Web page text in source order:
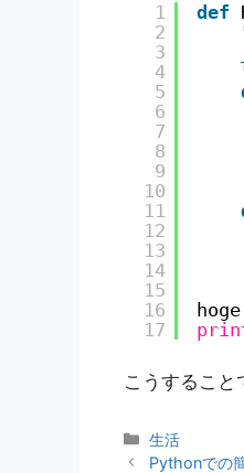
1
2
3
4
5
6
7
8
9
10
11
12
13
14
15
16
17
def
hoge
こうするこ
カ
テ
生活
Pythonでの